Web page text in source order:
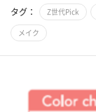
タグ： Z世代Pick
メイク